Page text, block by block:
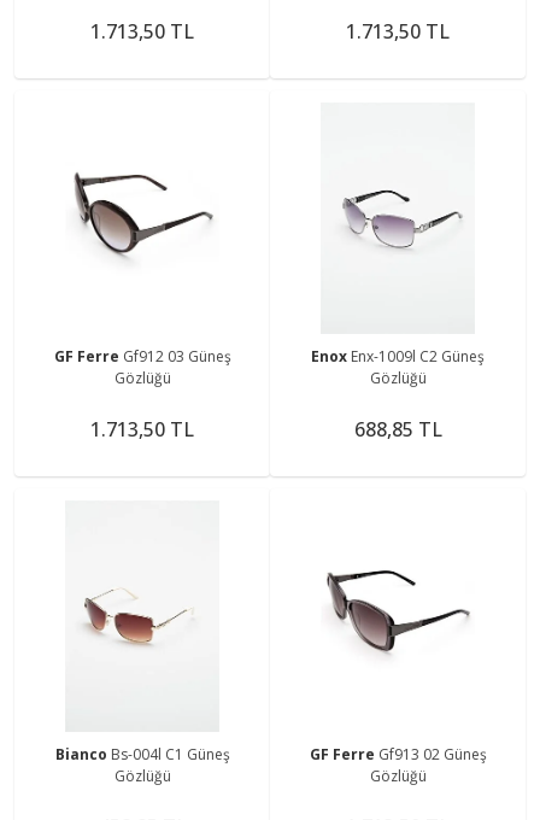
1.713,50 TL 1.713,50 TL
GF Ferre Gf912 03 Güneş
Gözlüğü
1.713,50 TL
Enox Enx-1009l C2 Güneş
Gözlüğü
688,85 TL
Bianco Bs-004l C1 Güneş
Gözlüğü
GF Ferre Gf913 02 Güneş
Gözlüğü